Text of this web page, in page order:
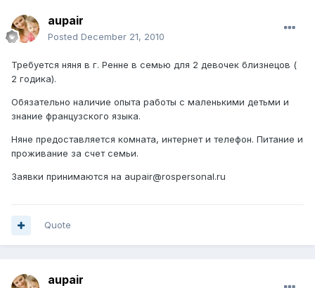
aupair
Posted December 21, 2010
Требуется няня в г. Ренне в семью для 2 девочек близнецов (
2 годика).
Обязательно наличие опыта работы с маленькими детьми и
знание французского языка.
Няне предоставляется комната, интернет и телефон. Питание и
проживание за счет семьи.
Заявки принимаются на aupair@rospersonal.ru
Quote
aupair